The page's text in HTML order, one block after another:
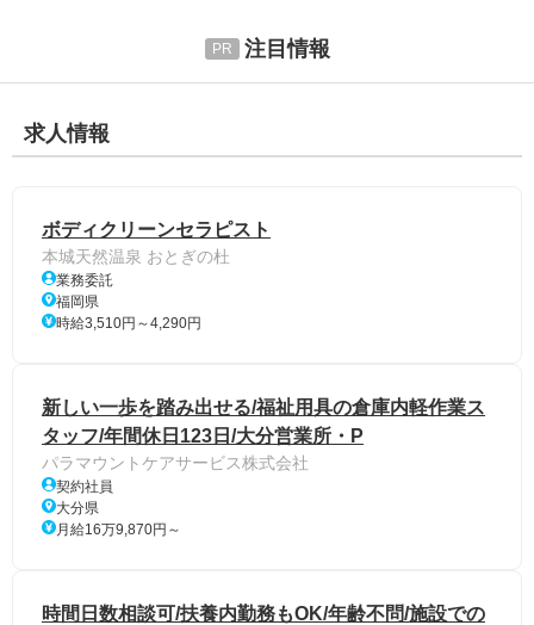
注目情報
求人情報
ボディクリーンセラピスト
本城天然温泉 おとぎの杜
業務委託
福岡県
時給3,510円～4,290円
新しい一歩を踏み出せる/福祉用具の倉庫内軽作業ス
タッフ/年間休日123日/大分営業所・P
パラマウントケアサービス株式会社
契約社員
大分県
月給16万9,870円～
時間日数相談可/扶養内勤務もOK/年齢不問/施設での